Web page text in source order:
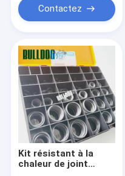
Contactez
Kit résistant à la
chaleur de joint